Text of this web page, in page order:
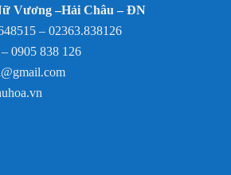
Vương –Hải Châu – ĐN
– 02363.838126
0905 838 126